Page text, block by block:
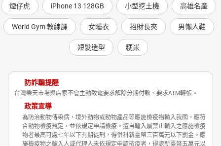
煙仔虎 iPhone 13 128GB 小型挖土機 高雄名產
World Gym 教練課 女睡衣 招財長夾 男懶人鞋
短髮造型 粳米
防詐騙提醒
台灣樂天市場與店家不會主動致電要求解除分期付款、要求ATM轉帳。
政策宣導
為防治動物傳染病，境外動物或動物產品等應施檢疫物輸入我國，應符
合動物檢疫規定，並依規定申請檢疫。擅自輸入屬禁止輸入之應施檢疫
物者最高可處七年以下有期徒刑，得併科新臺幣三百萬元以下罰金。應
施檢疫物之輸入人或代理人未依規定申請檢疫者，得處新臺幣五萬元以